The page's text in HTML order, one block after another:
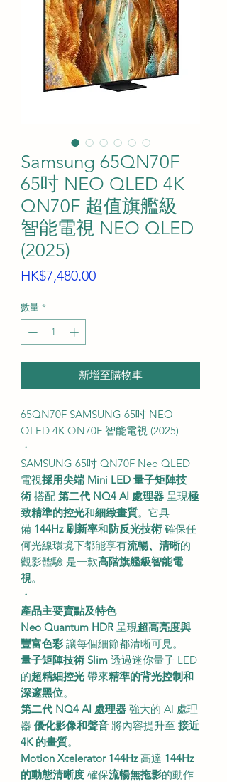
Samsung 65QN70F
65吋 NEO QLED 4K
QN70F 超值旗艦級
智能電視 NEO QLED
(2025)
HK$7,480.00價
數量 *
新增至購物車
65QN70F SAMSUNG 65吋 NEO
QLED 4K QN70F 智能電視 (2025)
・
SAMSUNG 65吋 QN70F Neo QLED
電視採用尖端 Mini LED 量子矩陣技
術 搭配 第二代 NQ4 AI 處理器 呈現極
致精準的控光和細緻畫質。它具
備 144Hz 刷新率和防反光技術 確保任
何光線環境下都能享有流暢、清晰的
觀影體驗 是一款高階旗艦級智能電
視。
・
產品主要賣點及特色
Neo Quantum HDR 呈現超高亮度與
豐富色彩 讓每個細節都清晰可見。
量子矩陣技術 Slim 透過迷你量子 LED
的超精細控光 帶來精準的背光控制和
深邃黑位。
第二代 NQ4 AI 處理器 強大的 AI 處理
器 優化影像和聲音 將內容提升至 接近
4K 的畫質。
Motion Xcelerator 144Hz高達 144Hz
的動態清晰度 確保流暢無拖影的動作